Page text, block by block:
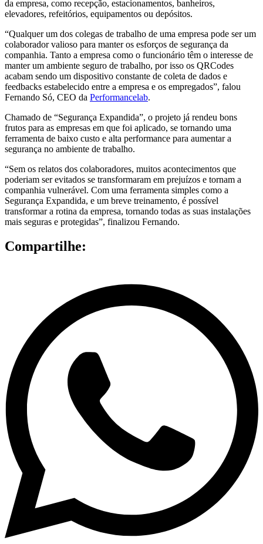
da empresa, como recepção, estacionamentos, banheiros,
elevadores, refeitórios, equipamentos ou depósitos.
“Qualquer um dos colegas de trabalho de uma empresa pode ser um
colaborador valioso para manter os esforços de segurança da
companhia. Tanto a empresa como o funcionário têm o interesse de
manter um ambiente seguro de trabalho, por isso os QRCodes
acabam sendo um dispositivo constante de coleta de dados e
feedbacks estabelecido entre a empresa e os empregados”, falou
Fernando Só, CEO da Performancelab.
Chamado de “Segurança Expandida”, o projeto já rendeu bons
frutos para as empresas em que foi aplicado, se tornando uma
ferramenta de baixo custo e alta performance para aumentar a
segurança no ambiente de trabalho.
“Sem os relatos dos colaboradores, muitos acontecimentos que
poderiam ser evitados se transformaram em prejuízos e tornam a
companhia vulnerável. Com uma ferramenta simples como a
Segurança Expandida, e um breve treinamento, é possível
transformar a rotina da empresa, tornando todas as suas instalações
mais seguras e protegidas”, finalizou Fernando.
Compartilhe: